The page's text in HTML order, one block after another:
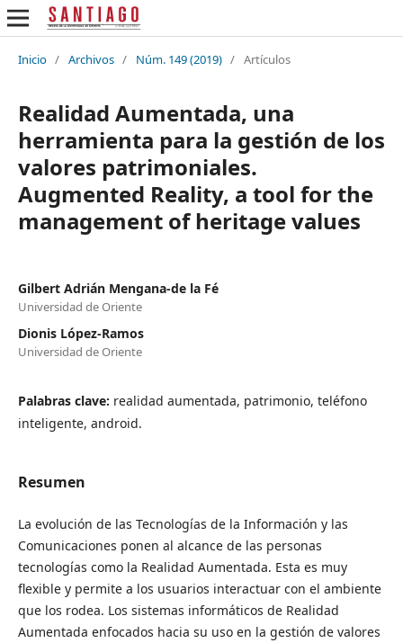
Inicio / Archivos / Núm. 149 (2019) / Artículos
Realidad Aumentada, una
herramienta para la gestión de los
valores patrimoniales.
Augmented Reality, a tool for the
management of heritage values
Gilbert Adrián Mengana-de la Fé
Universidad de Oriente
Dionis López-Ramos
Universidad de Oriente
Palabras clave: realidad aumentada, patrimonio, teléfono
inteligente, android.
Resumen
La evolución de las Tecnologías de la Información y las
Comunicaciones ponen al alcance de las personas
tecnologías como la Realidad Aumentada. Esta es muy
flexible y permite a los usuarios interactuar con el ambiente
que los rodea. Los sistemas informáticos de Realidad
Aumentada enfocados hacia su uso en la gestión de valores